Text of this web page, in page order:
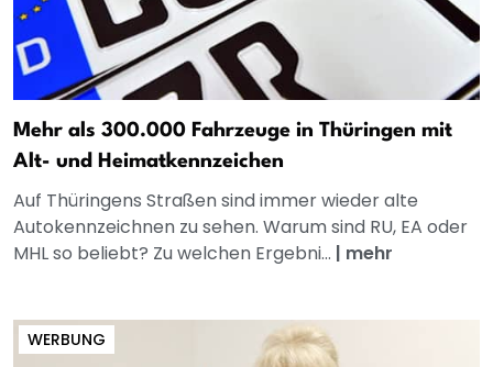
Mehr als 300.000 Fahrzeuge in Thüringen mit
Alt- und Heimatkennzeichen
Auf Thüringens Straßen sind immer wieder alte
Autokennzeichnen zu sehen. Warum sind RU, EA oder
MHL so beliebt? Zu welchen Ergebni... | mehr
WERBUNG